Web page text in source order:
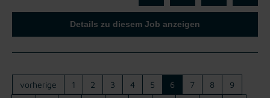
Details zu diesem Job anzeigen
vorherige 1 2 3 4 5 6 7 8
9